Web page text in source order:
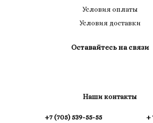
Условия оплаты
Условия доставки
Оставайтесь на связи
Наши контакты
+7 (705) 539-55-55 +